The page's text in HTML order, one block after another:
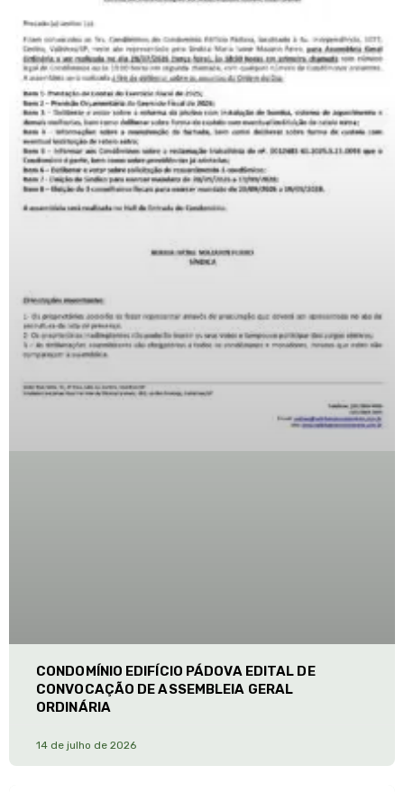
CONDOMÍNIO EDIFÍCIO PÁDOVA EDITAL DE
CONVOCAÇÃO DE ASSEMBLEIA GERAL
ORDINÁRIA
14 de julho de 2026